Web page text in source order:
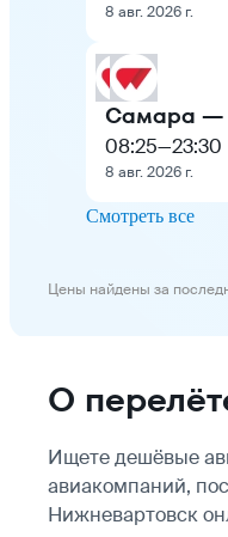
8 авг. 2026 г.
Самара —
08:25—23:30
8 авг. 2026 г.
Смотреть все
Цены найдены за
О
Ищете дешёвые
авиакомпаний,
Нижневартовск